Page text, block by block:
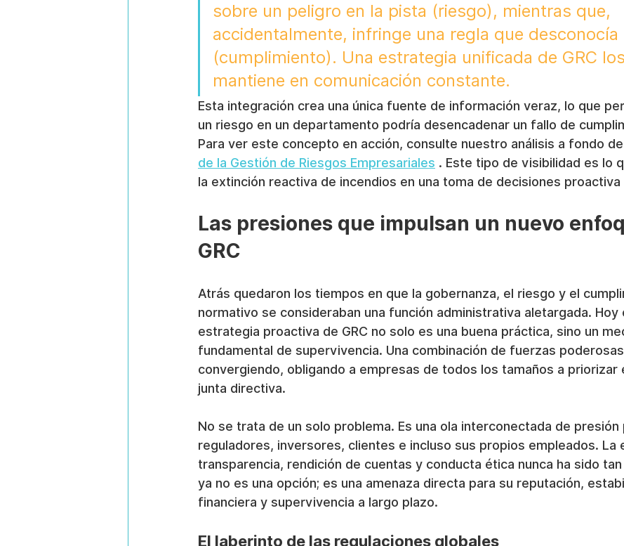
sobre un peligro en la pista (riesgo), mientras que,
accidentalmente, infringe una regla que desconocía
(cumplimiento). Una estrategia unificada de GRC los
mantiene en comunicación constante.
Esta integración crea una única fuente de información veraz, lo que
un riesgo en un departamento podría desencadenar un fallo de
Para ver este concepto en acción, consulte nuestro análisis a fondo de
de la Gestión de Riesgos Empresariales . Este tipo de visibilidad es lo
la extinción reactiva de incendios en una toma de decisiones
Las presiones que impulsan un nuevo
GRC
Atrás quedaron los tiempos en que la gobernanza, el riesgo y el
normativo se consideraban una función administrativa aletargada. Hoy
estrategia proactiva de GRC no solo es una buena práctica, sino un
fundamental de supervivencia. Una combinación de fuerzas
convergiendo, obligando a empresas de todos los tamaños a priorizar
junta directiva.
No se trata de un solo problema. Es una ola interconectada de
reguladores, inversores, clientes e incluso sus propios empleados. La
transparencia, rendición de cuentas y conducta ética nunca ha sido
ya no es una opción; es una amenaza directa para su reputación,
financiera y supervivencia a largo plazo.
El laberinto de las regulaciones globales